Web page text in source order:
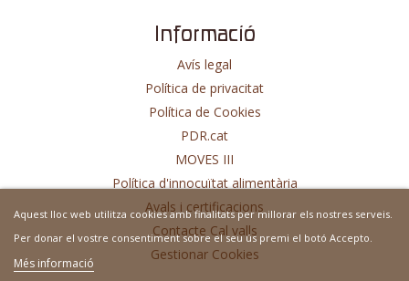
Informació
Avís legal
Política de privacitat
Política de Cookies
PDR.cat
MOVES III
Política d'innocuïtat alimentària
Avals i certificacions
Contacte Cal valls
Gestionar Cookies
Aquest lloc web utilitza cookies amb finalitats per millorar els nostres serveis.
Per donar el vostre consentiment sobre el seu ús premi el botó Accepto.
Més informació